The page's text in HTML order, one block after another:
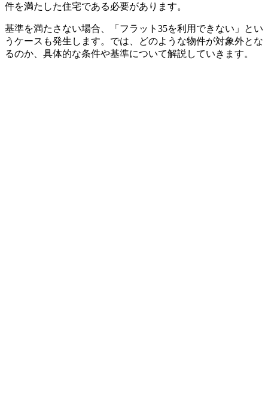
件を満たした住宅である必要があります。
基準を満たさない場合、「フラット35を利用できない」とい
うケースも発生します。では、どのような物件が対象外とな
るのか、具体的な条件や基準について解説していきます。